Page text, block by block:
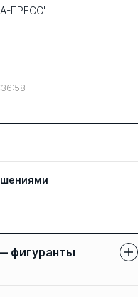
ПРЕСС"
фигуранты